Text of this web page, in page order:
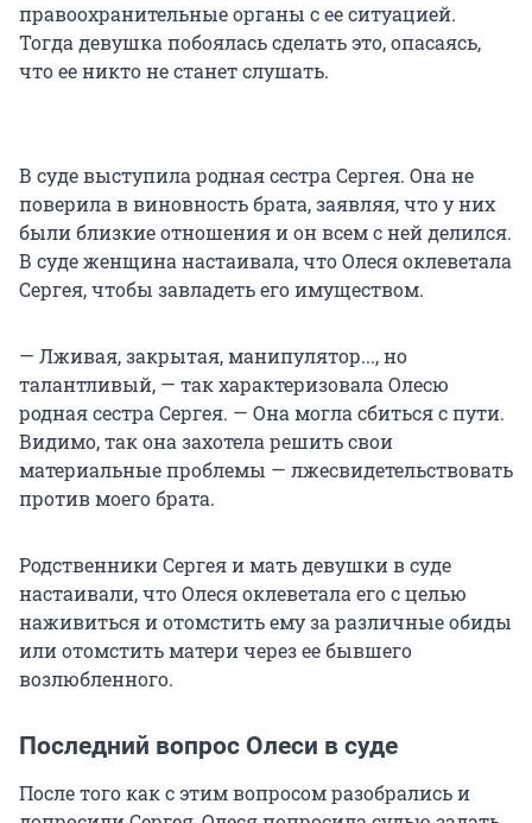
правоохранительные органы с ее ситуацией.
Тогда девушка побоялась сделать это, опасаясь,
что ее никто не станет слушать.
В суде выступила родная сестра Сергея. Она не
поверила в виновность брата, заявляя, что у них
были близкие отношения и он всем с ней делился.
В суде женщина настаивала, что Олеся оклеветала
Сергея, чтобы завладеть его имуществом.
— Лживая, закрытая, манипулятор..., но
талантливый, — так характеризовала Олесю
родная сестра Сергея. — Она могла сбиться с пути.
Видимо, так она захотела решить свои
материальные проблемы — лжесвидетельствовать
против моего брата.
Родственники Сергея и мать девушки в суде
настаивали, что Олеся оклеветала его с целью
наживиться и отомстить ему за различные обиды
или отомстить матери через ее бывшего
возлюбленного.
Последний вопрос Олеси в суде
После того как с этим вопросом разобрались и